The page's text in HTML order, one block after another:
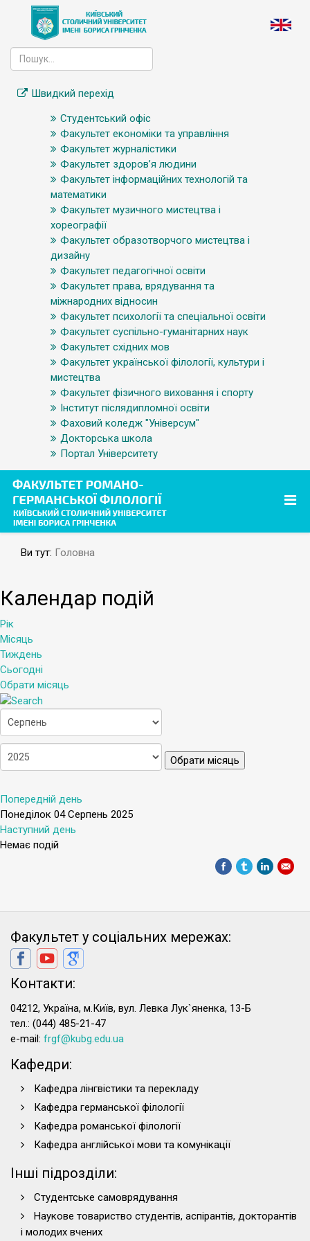
Швидкий перехід
Студентський офіс
Факультет економіки та управління
Факультет журналістики
Факультет здоров’я людини
Факультет інформаційних технологій та
математики
Факультет музичного мистецтва і
хореографії
Факультет образотворчого мистецтва і
дизайну
Факультет педагогічної освіти
Факультет права, врядування та
міжнародних відносин
Факультет психології та спеціальної освіти
Факультет суспільно-гуманітарних наук
Факультет східних мов
Факультет української філології, культури і
мистецтва
Факультет фізичного виховання і спорту
Інститут післядипломної освіти
Фаховий коледж "Універсум"
Докторська школа
Портал Університету
Ви тут: Головна
Календар подій
Рік
Місяць
Тиждень
Сьогодні
Обрати місяць
Обрати місяць
Попередній день
Понеділок 04 Серпень 2025
Наступний день
Немає подій
Факультет у соціальних мережах:
Контакти:
04212, Україна, м.Київ, вул. Левка Лук`яненка, 13-Б
тел.: (044) 485-21-47
e-mail: frgf@kubg.edu.ua
Кафедри:
Кафедра лінгвістики та перекладу
Кафедра германської філології
Кафедра романської філології
Кафедра англійської мови та комунікації
Інші підрозділи:
Студентське самоврядування
Наукове товариство студентів, аспірантів, докторантів
і молодих вчених